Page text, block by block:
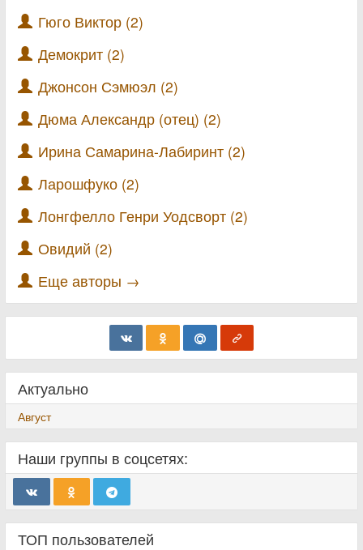
Гюго Виктор (2)
Демокрит (2)
Джонсон Сэмюэл (2)
Дюма Александр (отец) (2)
Ирина Самарина-Лабиринт (2)
Ларошфуко (2)
Лонгфелло Генри Уодсворт (2)
Овидий (2)
Еще авторы →
Актуально
Август
Наши группы в соцсетях:
ТОП пользователей